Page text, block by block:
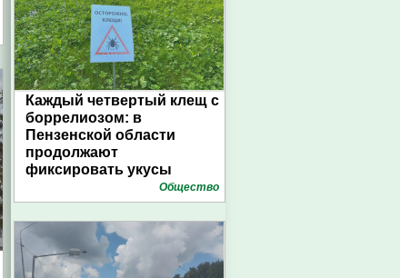
Каждый четвертый клещ с
боррелиозом: в
Пензенской области
продолжают
фиксировать укусы
Общество